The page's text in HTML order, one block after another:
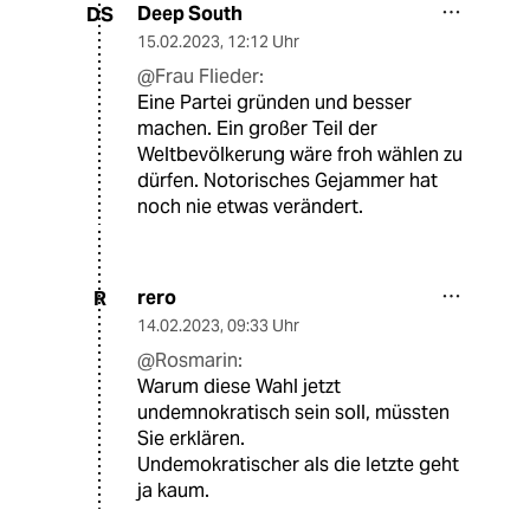
DS Deep South
15.02.2023, 12:12 Uhr
@Frau Flieder:
Eine Partei gründen und besser
machen. Ein großer Teil der
Weltbevölkerung wäre froh wählen zu
dürfen. Notorisches Gejammer hat
noch nie etwas verändert.
R rero
14.02.2023, 09:33 Uhr
@Rosmarin:
Warum diese Wahl jetzt
undemnokratisch sein soll, müssten
Sie erklären.
Undemokratischer als die letzte geht
ja kaum.